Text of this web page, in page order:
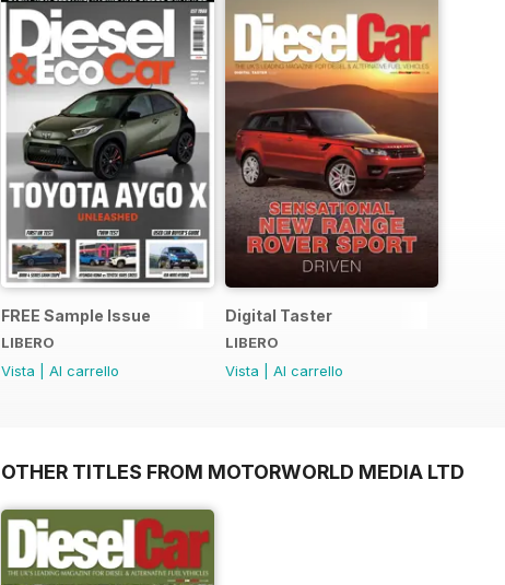
FREE Sample Issue
LIBERO
Vista
Al carrello
Digital Taster
LIBERO
Vista
Al carrello
OTHER TITLES FROM MOTORWORLD MEDIA LTD